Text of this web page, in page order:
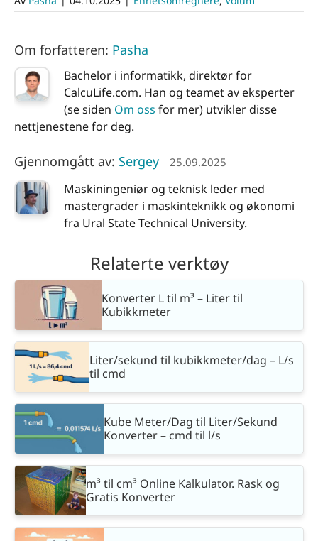
Om forfatteren: Pasha
Bachelor i informatikk, direktør for
CalcuLife.com. Han og teamet av eksperter
(se siden Om oss for mer) utvikler disse
nettjenestene for deg.
Gjennomgått av: Sergey 25.09.2025
Maskiningeniør og teknisk leder med
mastergrader i maskinteknikk og økonomi
fra Ural State Technical University.
Relaterte verktøy
Konverter L til m³ – Liter til
Kubikkmeter
Liter/sekund til kubikkmeter/dag – L/s
til cmd
Kube Meter/Dag til Liter/Sekund
Konverter – cmd til l/s
m³ til cm³ Online Kalkulator. Rask og
Gratis Konverter